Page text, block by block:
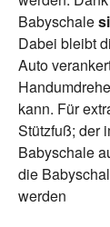
Babyschale
Dabei bleibt
Auto
kann. Für
Stützfuß; der
Babyschale
die
werden